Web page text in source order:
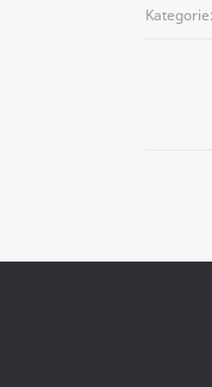
Kategorie: